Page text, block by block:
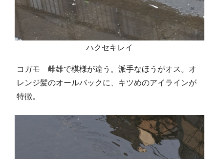
ハクセキレイ
コガモ 雌雄で模様が違う。派手なほうがオス。オ
レンジ髪のオールバックに、キツめのアイラインが
特徴。